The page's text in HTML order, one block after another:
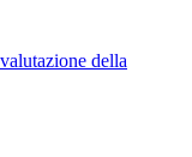
della